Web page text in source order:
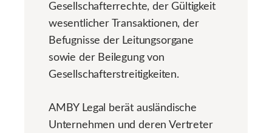
Gesellschafterrechte, der Gültigkeit
wesentlicher Transaktionen, der
Befugnisse der Leitungsorgane
sowie der Beilegung von
Gesellschafterstreitigkeiten.
AMBY Legal berät ausländische
Unternehmen und deren Vertreter